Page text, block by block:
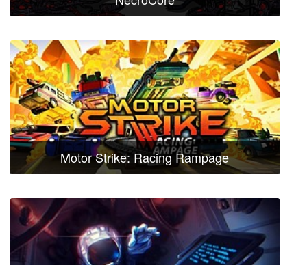
Motor Strike: Racing Rampage